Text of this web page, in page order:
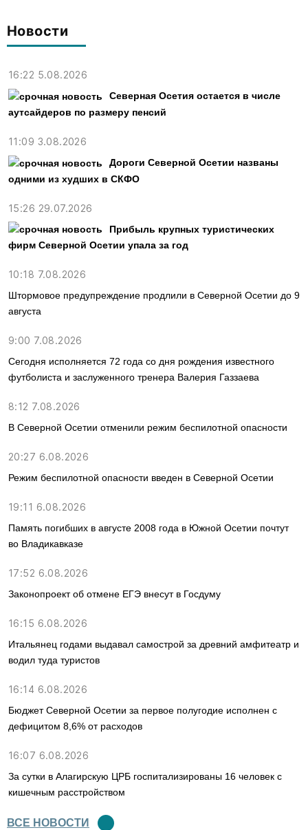
Новости
16:22 5.08.2026
Северная Осетия остается в числе
аутсайдеров по размеру пенсий
11:09 3.08.2026
Дороги Северной Осетии названы
одними из худших в СКФО
15:26 29.07.2026
Прибыль крупных туристических
фирм Северной Осетии упала за год
10:18 7.08.2026
Штормовое предупреждение продлили в Северной Осетии до 9
августа
9:00 7.08.2026
Сегодня исполняется 72 года со дня рождения известного
футболиста и заслуженного тренера Валерия Газзаева
8:12 7.08.2026
В Северной Осетии отменили режим беспилотной опасности
20:27 6.08.2026
Режим беспилотной опасности введен в Северной Осетии
19:11 6.08.2026
Память погибших в августе 2008 года в Южной Осетии почтут
во Владикавказе
17:52 6.08.2026
Законопроект об отмене ЕГЭ внесут в Госдуму
16:15 6.08.2026
Итальянец годами выдавал самострой за древний амфитеатр и
водил туда туристов
16:14 6.08.2026
Бюджет Северной Осетии за первое полугодие исполнен с
дефицитом 8,6% от расходов
16:07 6.08.2026
За сутки в Алагирскую ЦРБ госпитализированы 16 человек с
кишечным расстройством
ВСЕ НОВОСТИ